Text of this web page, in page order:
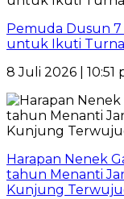
Pemuda Dusun
untuk Ikuti
8 Juli 2026 | 10:51
Harapan Nenek
tahun Menanti
Kunjung